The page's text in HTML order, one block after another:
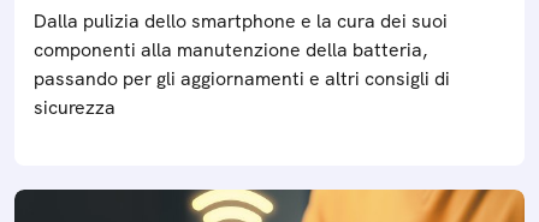
Dalla pulizia dello smartphone e la cura dei suoi
componenti alla manutenzione della batteria,
passando per gli aggiornamenti e altri consigli di
sicurezza